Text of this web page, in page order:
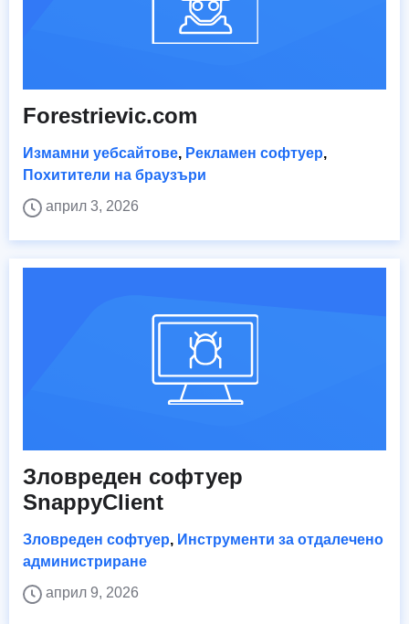
Forestrievic.com
Измамни уебсайтове, Рекламен софтуер,
Похитители на браузъри
април 3, 2026
Зловреден софтуер
SnappyClient
Зловреден софтуер, Инструменти за отдалечено
администриране
април 9, 2026